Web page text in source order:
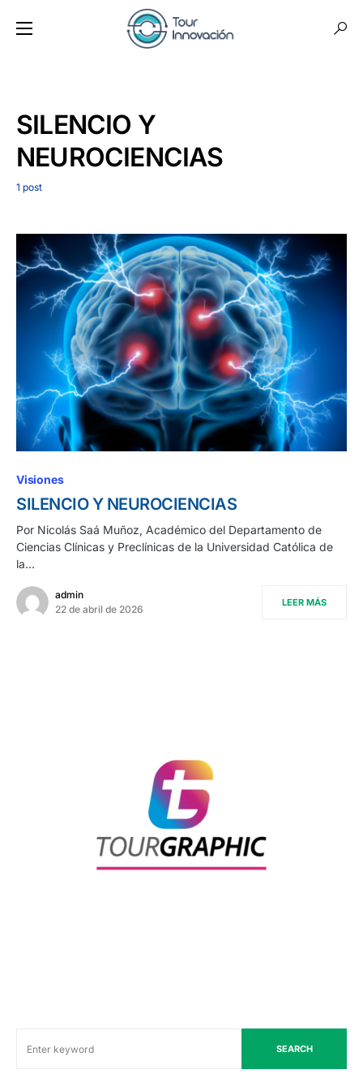
SILENCIO Y
NEUROCIENCIAS
1 post
Visiones
SILENCIO Y NEUROCIENCIAS
Por Nicolás Saá Muñoz, Académico del Departamento de
Ciencias Clínicas y Preclínicas de la Universidad Católica de
la…
admin
22 de abril de 2026
LEER MÁS
SEARCH